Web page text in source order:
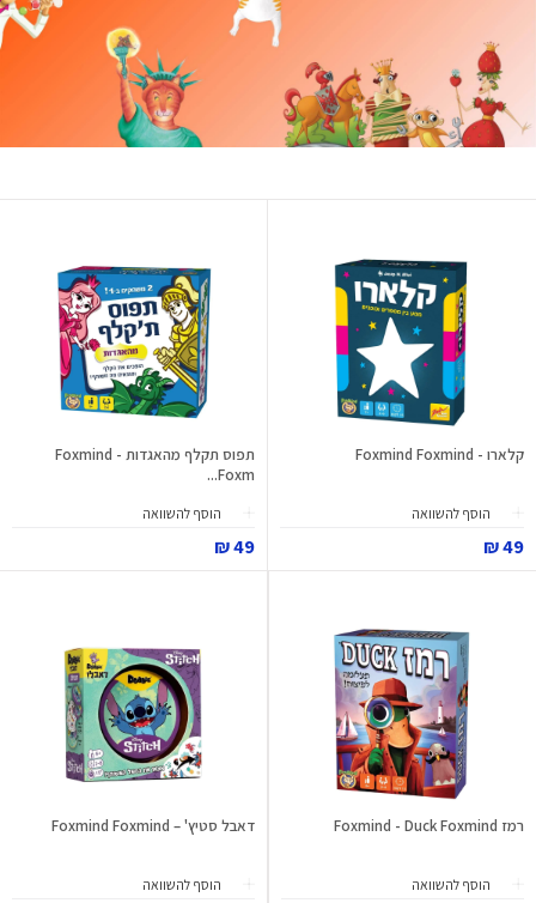
קלארו - Foxmind Foxmind
הוסף להשוואה
49 ₪
תפוס תקלף מהאגדות - Foxmind
Foxm...
הוסף להשוואה
49 ₪
רמז Foxmind - Duck Foxmind
הוסף להשוואה
דאבל סטיץ' – Foxmind Foxmind
הוסף להשוואה